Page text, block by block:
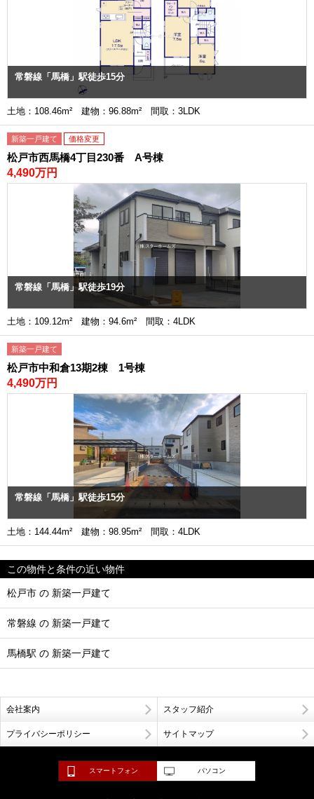
常磐線「馬橋」駅徒歩15分
土地：108.46m² 建物：96.88m² 間取：3LDK
新築一戸建て 価格変更
松戸市西馬橋4丁目230番 A号棟
4,490万円
常磐線「馬橋」駅徒歩19分
土地：109.12m² 建物：94.6m² 間取：4LDK
新築一戸建て
松戸市中和倉13期2棟 1号棟
4,490万円
常磐線「馬橋」駅徒歩15分
土地：144.44m² 建物：98.95m² 間取：4LDK
この物件と条件の近い物件
松戸市 の 新築一戸建て
常磐線 の 新築一戸建て
馬橋駅 の 新築一戸建て
会社案内 スタッフ紹介
プライバシーポリシー サイトマップ
スマートフォン パソコン